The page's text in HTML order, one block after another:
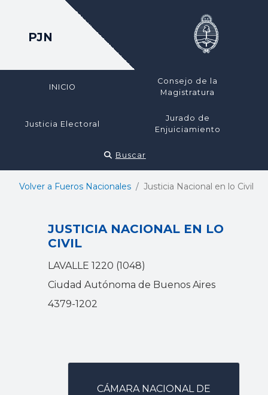
PJN
INICIO
Consejo de la
Magistratura
Justicia Electoral
Jurado de
Enjuiciamiento
Buscar
Volver a Fueros Nacionales Justicia Nacional en lo Civil
JUSTICIA NACIONAL EN LO
CIVIL
LAVALLE 1220 (1048)
Ciudad Autónoma de Buenos Aires
4379-1202
CÁMARA NACIONAL DE